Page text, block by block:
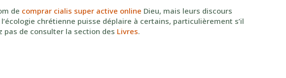
de comprar cialis super active online Dieu, mais leurs discours
chrétienne puisse déplaire à certains, particulièrement s’il
pas de consulter la section des Livres.